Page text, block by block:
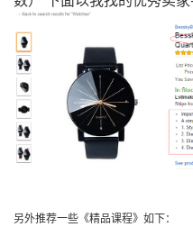
另外推荐一些《精品课程》如下：